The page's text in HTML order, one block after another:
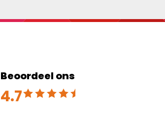
Beoordeel ons
4.7
Beoordeeld met 4.7 uit 5